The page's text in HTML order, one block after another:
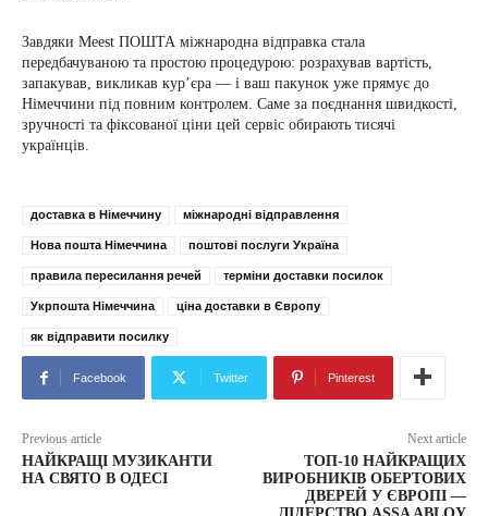
Завдяки Meest ПОШТА міжнародна відправка стала
передбачуваною та простою процедурою: розрахував вартість,
запакував, викликав кур’єра — і ваш пакунок уже прямує до
Німеччини під повним контролем. Саме за поєднання швидкості,
зручності та фіксованої ціни цей сервіс обирають тисячі
українців.
доставка в Німеччину міжнародні відправлення
Нова пошта Німеччина поштові послуги Україна
правила пересилання речей терміни доставки посилок
Укрпошта Німеччина ціна доставки в Європу
як відправити посилку
Facebook Twitter Pinterest
Previous article
НАЙКРАЩІ МУЗИКАНТИ
НА СВЯТО В ОДЕСІ
Next article
ТОП-10 НАЙКРАЩИХ
ВИРОБНИКІВ ОБЕРТОВИХ
ДВЕРЕЙ У ЄВРОПІ —